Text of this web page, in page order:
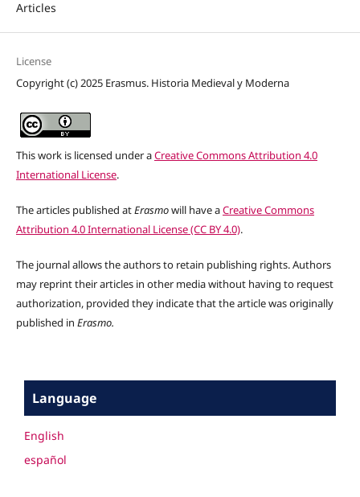
Articles
License
Copyright (c) 2025 Erasmus. Historia Medieval y Moderna
This work is licensed under aCreative Commons Attribution 4.0
International License.
The articles published atErasmowill have aCreative Commons
Attribution 4.0 International License (CC BY 4.0).
The journal allows the authors to retain publishing rights. Authors
may reprint their articles in other media without having to request
authorization, provided they indicate that the article was originally
published in Erasmo.
Language
English
español